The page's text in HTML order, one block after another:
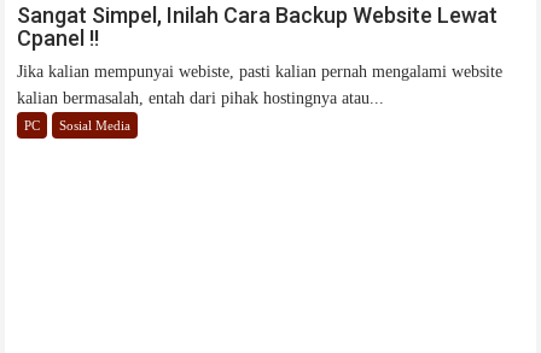
Sangat Simpel, Inilah Cara Backup Website Lewat
Cpanel !!
Jika kalian mempunyai webiste, pasti kalian pernah mengalami website
kalian bermasalah, entah dari pihak hostingnya atau...
PC Sosial Media